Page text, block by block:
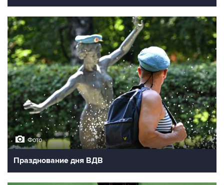
Фото
Празднование дня ВДВ